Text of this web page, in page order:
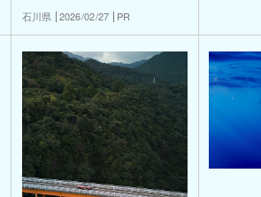
石川県 2026/02/27 PR